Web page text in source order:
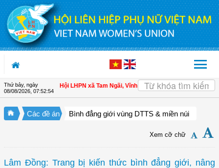
Truy cập nội dung luôn
Thứ bảy, ngày
08/08/2026, 07:52:54
cho hội viên | Hội LHPN xã Tam Ngãi, Vĩnh Long sơ kết công tác Hội và
Các đề án Bình đẳng giới vùng DTTS & miền núi
Xem cỡ chữ
Lâm Đồng: Trang bị kiến thức bình đẳng giới, nâng